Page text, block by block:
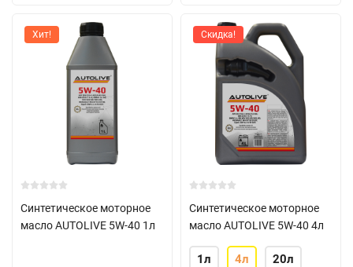
Хит!
Синтетическое моторное
масло AUTOLIVE 5W-40 1л
Скидка!
Синтетическое моторное
масло AUTOLIVE 5W-40 4л
1л 4л 20л